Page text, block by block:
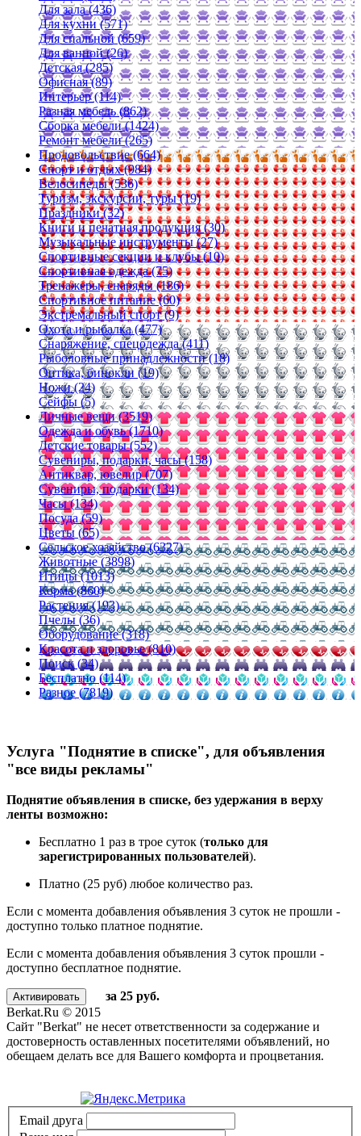
Для зала (436)
Для кухни (571)
Для спальной (659)
Для ванной (26)
Детская (285)
Офисная (89)
Интерьер (114)
Разная мебель (862)
Сборка мебели (1424)
Ремонт мебели (265)
Продовольствие (664)
Спорт и отдых (984)
Велосипеды (536)
Туризм, экскурсии, туры (19)
Праздники (32)
Книги и печатная продукция (30)
Музыкальные инструменты (27)
Спортивные секции и клубы (10)
Спортивная одежда (75)
Тренажеры, снаряды (186)
Спортивное питание (60)
Экстремальный спорт (9)
Охота и рыбалка (477)
Снаряжение, спецодежда (411)
Рыболовные принадлежности (18)
Оптика, бинокли (19)
Ножи (24)
Сейфы (5)
Личные вещи (3519)
Одежда и обувь (1710)
Детские товары (552)
Сувениры, подарки, часы (158)
Антиквар, ювелир (707)
Сувениры, подарки (134)
Часы (134)
Посуда (59)
Цветы (65)
Сельское хозяйство (6327)
Животные (3898)
Птицы (1013)
Корма (860)
Растения (193)
Пчелы (36)
Оборудование (318)
Красота и здоровье (810)
Поиск (34)
Бесплатно (114)
Разное (7819)
Услуга "Поднятие в списке", для объявления
"все виды рекламы"
Поднятие объявления в списке, без удержания в верху
ленты возможно:
Бесплатно 1 раз в трое суток (только для
зарегистрированных пользователей).
Платно (25 руб) любое количество раз.
Если с момента добавления объявления 3 суток не прошли -
доступно только платное поднятие.
Если с момента добавления объявления 3 суток прошли -
доступно бесплатное поднятие.
за 25 руб.
Berkat.Ru © 2015
Сайт "Berkat" не несет ответственности за содержание и
достоверность оставленных посетителями объявлений, но
обещаем делать все для Вашего комфорта и процветания.
Email друга